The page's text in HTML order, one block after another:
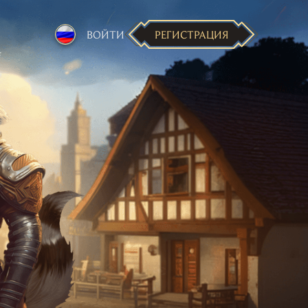
ВОЙТИ РЕГИСТРАЦИЯ